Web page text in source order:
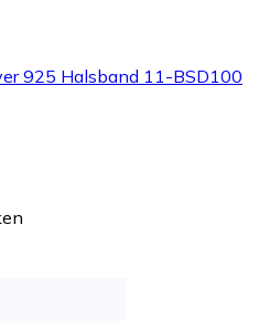
925 Halsband 11-BSD100